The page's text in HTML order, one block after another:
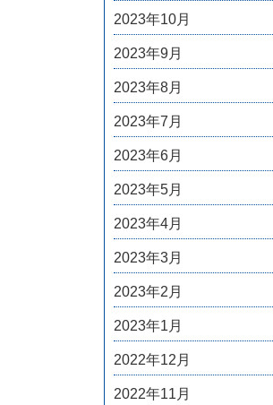
2023年10月
2023年9月
2023年8月
2023年7月
2023年6月
2023年5月
2023年4月
2023年3月
2023年2月
2023年1月
2022年12月
2022年11月